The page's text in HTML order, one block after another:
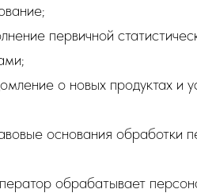
первичной
о новых продуктах и
основания обработки
обрабатывает